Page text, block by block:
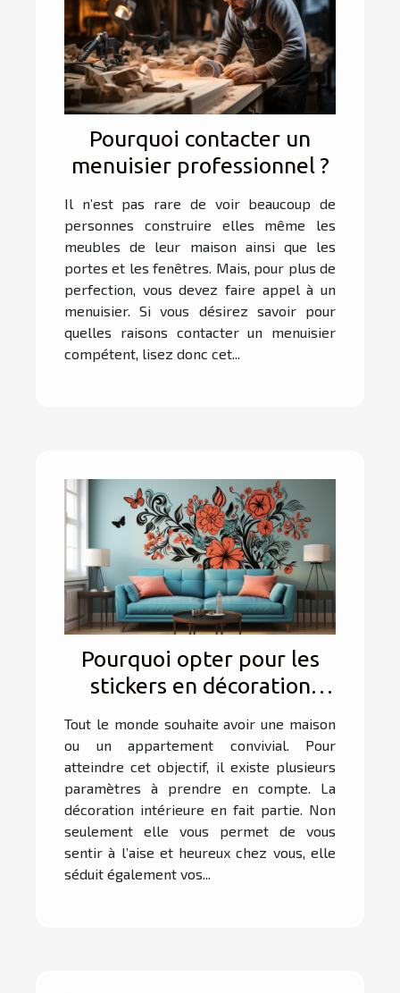
Pourquoi contacter un
menuisier professionnel ?
Il n’est pas rare de voir beaucoup de
personnes construire elles même les
meubles de leur maison ainsi que les
portes et les fenêtres. Mais, pour plus de
perfection, vous devez faire appel à un
menuisier. Si vous désirez savoir pour
quelles raisons contacter un menuisier
compétent, lisez donc cet...
Pourquoi opter pour les
stickers en décoration
Tout le monde souhaite avoir une maison
ou un appartement convivial. Pour
atteindre cet objectif, il existe plusieurs
paramètres à prendre en compte. La
décoration intérieure en fait partie. Non
seulement elle vous permet de vous
sentir à l’aise et heureux chez vous, elle
séduit également vos...